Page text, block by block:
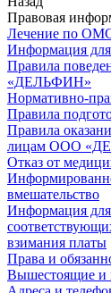
Правовая
Лечение по
Информация
Правила
«ДЕЛЬФИН»
Нормативно-
Правила
Правила
лицам ООО
Отказ от
вмешательство
Информация для
взимания платы
Права и
Вышестоящие и